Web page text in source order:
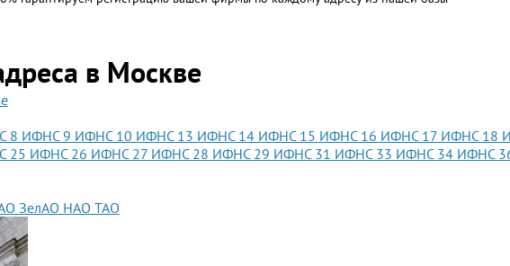
в Москве
8 ИФНС 9 ИФНС 10 ИФНС 13 ИФНС 14 ИФНС 15 ИФНС 16 ИФНС 17 ИФНС 18
25 ИФНС 26 ИФНС 27 ИФНС 28 ИФНС 29 ИФНС 31 ИФНС 33 ИФНС 34 ИФНС
ЗелАО НАО ТАО